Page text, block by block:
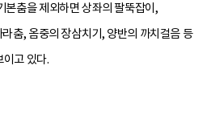
본춤을 제외하면 상좌의 팔뚝잡이,
춤, 옴중의 장삼치기, 양반의 까치걸음 등
이고 있다.